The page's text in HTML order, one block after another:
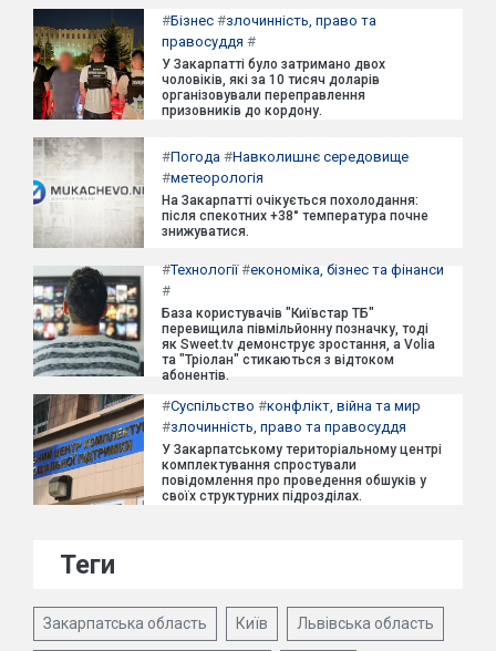
#Бізнес #злочинність, право та
правосуддя #
У Закарпатті було затримано двох
чоловіків, які за 10 тисяч доларів
організовували переправлення
призовників до кордону.
#Погода #Навколишнє середовище
#метеорологія
На Закарпатті очікується похолодання:
після спекотних +38° температура почне
знижуватися.
#Технології#економіка, бізнес та фінанси
#
База користувачів "Київстар ТБ"
перевищила півмільйонну позначку, тоді
як Sweet.tv демонструє зростання, а Volia
та "Тріолан" стикаються з відтоком
абонентів.
#Суспільство #конфлікт, війна та мир
#злочинність, право та правосуддя
У Закарпатському територіальному центрі
комплектування спростували
повідомлення про проведення обшуків у
своїх структурних підрозділах.
Теги
Закарпатська область Київ Львівська область